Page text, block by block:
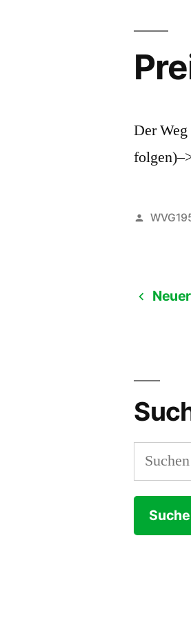
Der
Beiträge
Suchen
nach: